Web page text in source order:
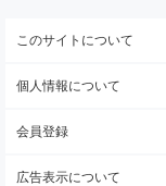
このサイトについて
個人情報について
会員登録
広告表示について